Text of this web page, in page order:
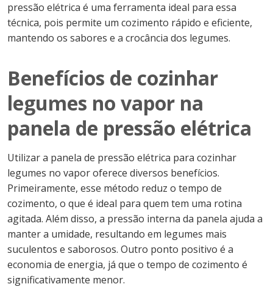
pressão elétrica é uma ferramenta ideal para essa
técnica, pois permite um cozimento rápido e eficiente,
mantendo os sabores e a crocância dos legumes.
Benefícios de cozinhar
legumes no vapor na
panela de pressão elétrica
Utilizar a panela de pressão elétrica para cozinhar
legumes no vapor oferece diversos benefícios.
Primeiramente, esse método reduz o tempo de
cozimento, o que é ideal para quem tem uma rotina
agitada. Além disso, a pressão interna da panela ajuda a
manter a umidade, resultando em legumes mais
suculentos e saborosos. Outro ponto positivo é a
economia de energia, já que o tempo de cozimento é
significativamente menor.